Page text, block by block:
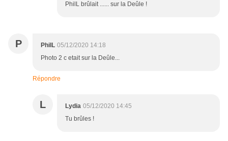
PhilL brûlait ...... sur la Deûle !
P PhilL 05/12/2020 14:18
Photo 2 c etait sur la Deûle...
Répondre
L Lydia 05/12/2020 14:45
Tu brûles !